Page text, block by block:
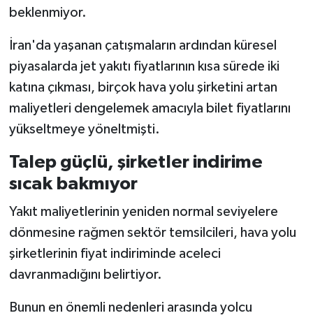
beklenmiyor.
İran'da yaşanan çatışmaların ardından küresel
piyasalarda jet yakıtı fiyatlarının kısa sürede iki
katına çıkması, birçok hava yolu şirketini artan
maliyetleri dengelemek amacıyla bilet fiyatlarını
yükseltmeye yöneltmişti.
Talep güçlü, şirketler indirime
sıcak bakmıyor
Yakıt maliyetlerinin yeniden normal seviyelere
dönmesine rağmen sektör temsilcileri, hava yolu
şirketlerinin fiyat indiriminde aceleci
davranmadığını belirtiyor.
Bunun en önemli nedenleri arasında yolcu